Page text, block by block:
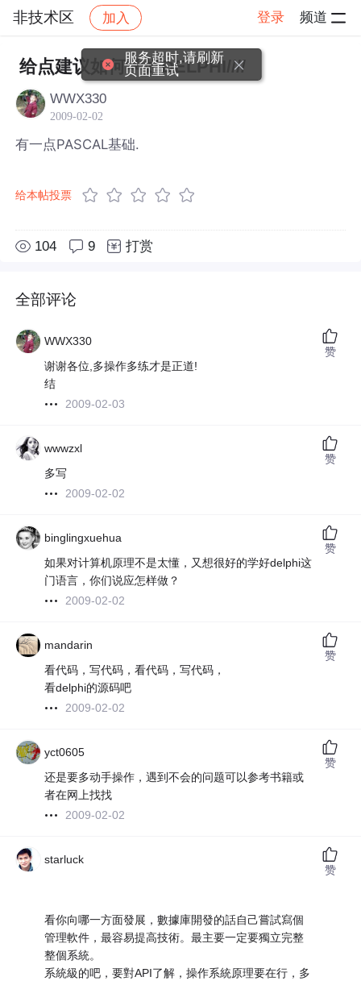
非技术区 加入 登录 频道
社区 非技术区 帖子详情
给点建议如何学好DELPHI////
WWX330
2009-02-02
有一点PASCAL基础.
给本帖投票
104 9 打赏
全部评论
WWX330
谢谢各位,多操作多练才是正道!
结
2009-02-03
赞
wwwzxl
多写
2009-02-02
赞
binglingxuehua
如果对计算机原理不是太懂，又想很好的学好delphi这
门语言，你们说应怎样做？
2009-02-02
赞
mandarin
看代码，写代码，看代码，写代码，
看delphi的源码吧
2009-02-02
赞
yct0605
还是要多动手操作，遇到不会的问题可以参考书籍或
者在网上找找
2009-02-02
赞
starluck
看你向哪一方面發展，數據庫開發的話自己嘗試寫個
管理軟件，最容易提高技術。最主要一定要獨立完整
整個系統。
系統級的吧，要對API了解，操作系統原理要在行，多
赞
服务超时,请刷新
页面重试